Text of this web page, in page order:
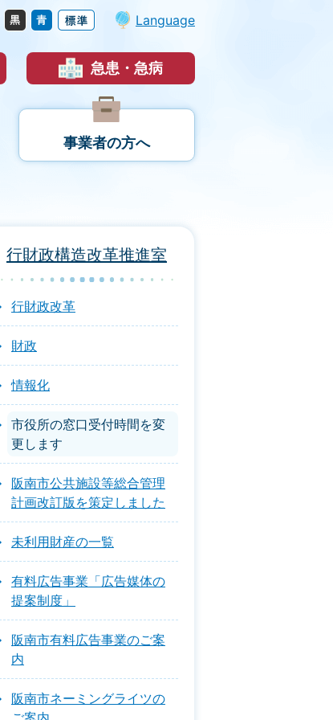
Language
急患・急病
事業者の方へ
行財政構造改革推進室
行財政改革
財政
情報化
市役所の窓口受付時間を変
更します
阪南市公共施設等総合管理
計画改訂版を策定しました
未利用財産の一覧
有料広告事業「広告媒体の
提案制度」
阪南市有料広告事業のご案
内
阪南市ネーミングライツの